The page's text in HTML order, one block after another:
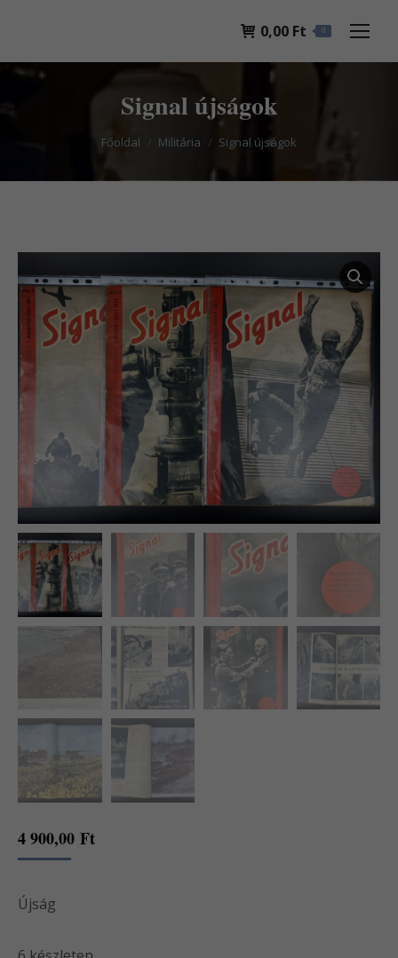
0,00 Ft 0
Signal újságok
You are here:
Főoldal Militária Signal újságok
4 900,00 Ft
Újság